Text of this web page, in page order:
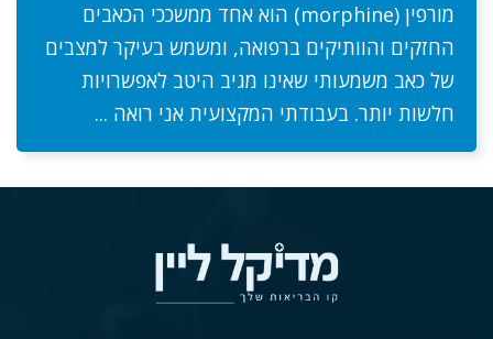
מורפין (morphine) הוא אחד ממשככי הכאבים
החזקים והוותיקים ברפואה, ומשמש בעיקר למצבים
של כאב משמעותי שאינו מגיב היטב לאפשרויות
חלשות יותר. בעבודתי המקצועית אני רואה ...